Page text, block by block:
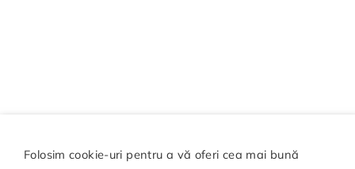
Folosim cookie-uri pentru a vă oferi cea mai bună